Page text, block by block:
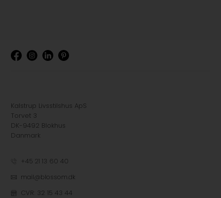
Kalstrup Livsstilshus ApS
Torvet 3
DK-9492 Blokhus
Danmark
+45 21 13 60 40
mail@blossom.dk
CVR: 32 15 43 44